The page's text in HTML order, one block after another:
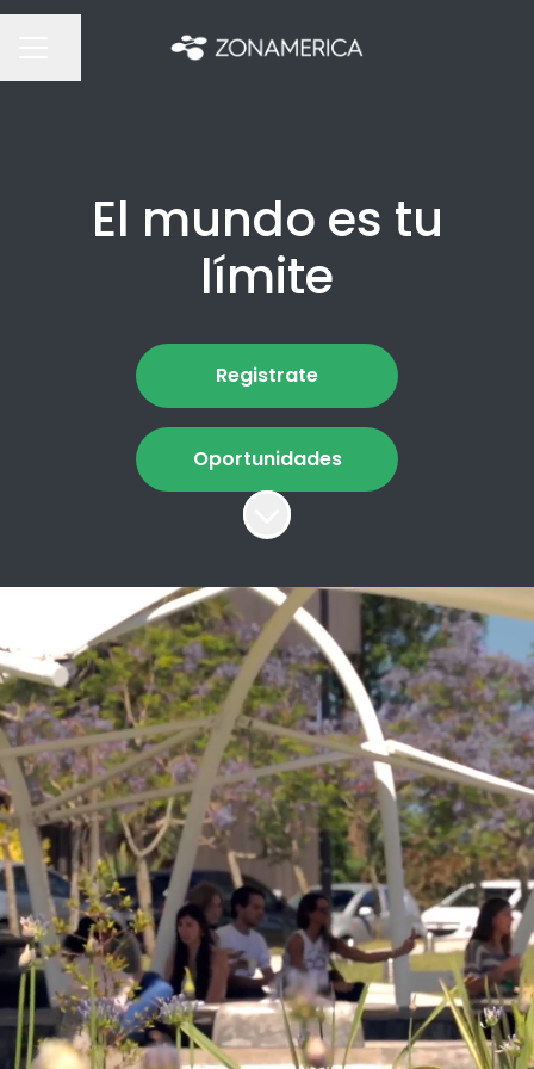
Compartir página
El mundo es tu
límite
Registrate
Oportunidades
Más contenido
Conectando
talentos globales
Un campus con más de 500
empresas de más de 30 países donde
podes encontrar el trabajo de tus
sueños.
Desarrollá tu carrera en la comunidad
internacional de negocios #1 de
Uruguay.